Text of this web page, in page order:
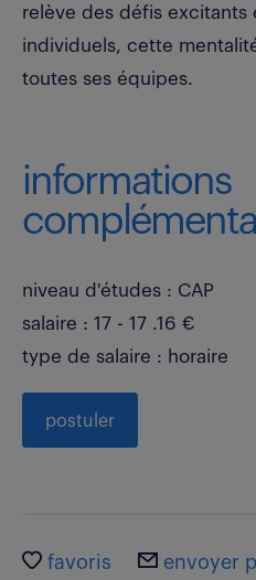
relève des défis excitants
individuels, cette
toutes ses équipes.
informations
niveau d'études : CAP
salaire : 17 - 17 .16 €
type de salaire : horaire
postuler
favoris envoyer